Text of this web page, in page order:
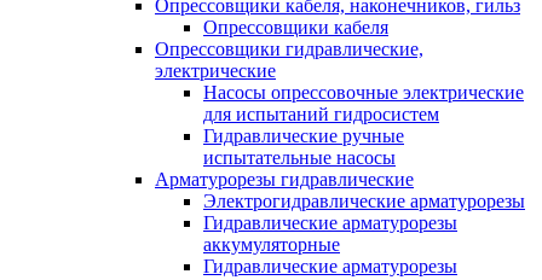
Опрессовщики кабеля, наконечников, гильз
Опрессовщики кабеля
Опрессовщики гидравлические,
электрические
Насосы опрессовочные электрические
для испытаний гидросистем
Гидравлические ручные
испытательные насосы
Арматурорезы гидравлические
Электрогидравлические арматурорезы
Гидравлические арматурорезы
аккумуляторные
Гидравлические арматурорезы